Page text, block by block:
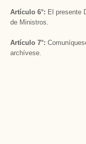
Artículo 6°: El presente
de Ministros.
Artículo 7°:
archívese.